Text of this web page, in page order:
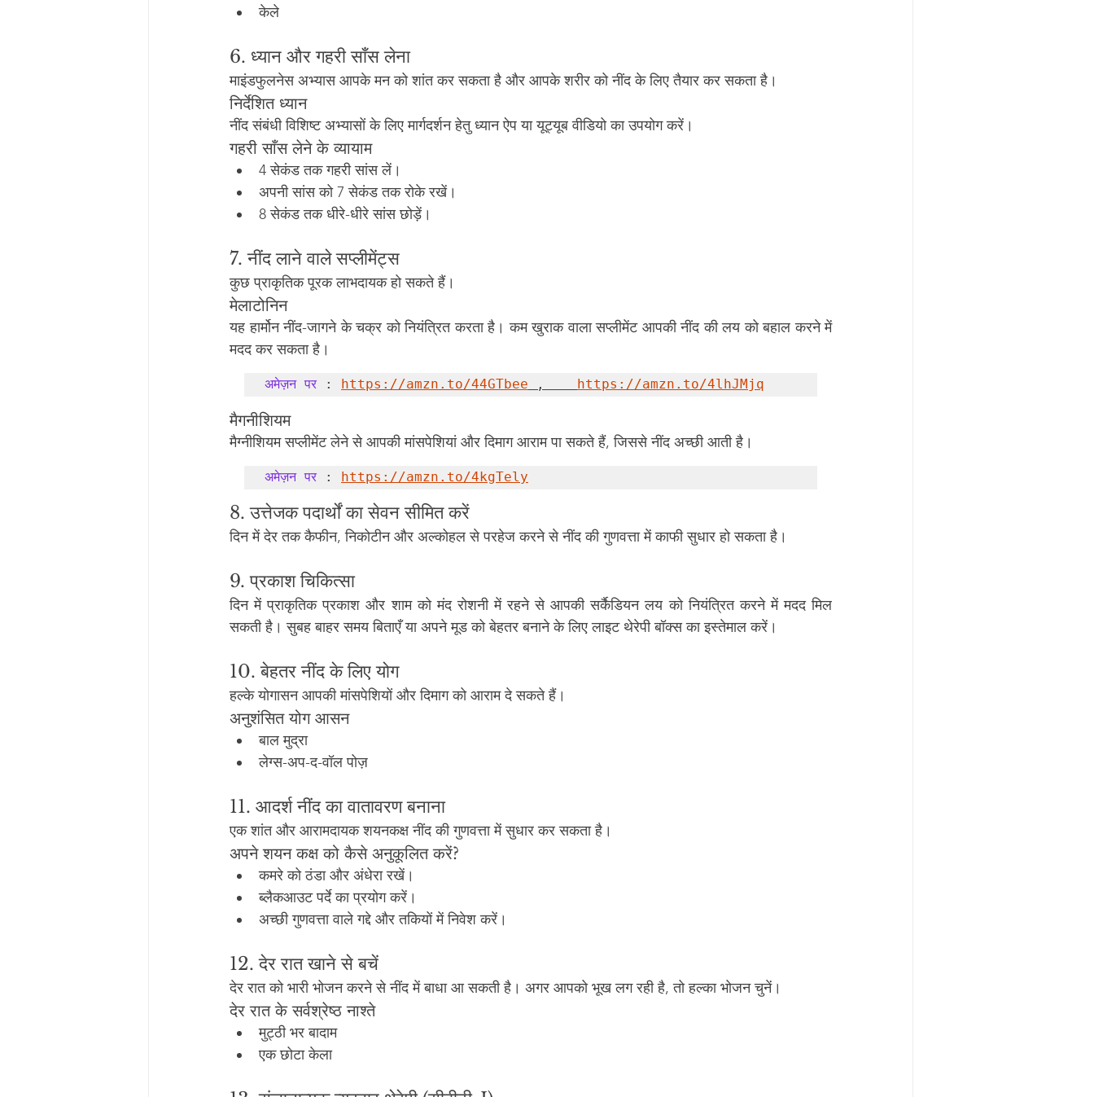
केले
6. ध्यान और गहरी साँस लेना
माइंडफुलनेस अभ्यास आपके मन को शांत कर सकता है और आपके शरीर को नींद के लिए तैयार कर सकता है।
निर्देशित ध्यान
नींद संबंधी विशिष्ट अभ्यासों के लिए मार्गदर्शन हेतु ध्यान ऐप या यूट्यूब वीडियो का उपयोग करें।
गहरी साँस लेने के व्यायाम
4 सेकंड तक गहरी सांस लें।
अपनी सांस को 7 सेकंड तक रोके रखें।
8 सेकंड तक धीरे-धीरे सांस छोड़ें।
7. नींद लाने वाले सप्लीमेंट्स
कुछ प्राकृतिक पूरक लाभदायक हो सकते हैं।
मेलाटोनिन
यह हार्मोन नींद-जागने के चक्र को नियंत्रित करता है। कम खुराक वाला सप्लीमेंट आपकी नींद की लय को बहाल करने में
मदद कर सकता है।
अमेज़न पर : https://amzn.to/44GTbee , https://amzn.to/4lhJMjq
मैगनीशियम
मैग्नीशियम सप्लीमेंट लेने से आपकी मांसपेशियां और दिमाग आराम पा सकते हैं, जिससे नींद अच्छी आती है।
अमेज़न पर : https://amzn.to/4kgTely
8. उत्तेजक पदार्थों का सेवन सीमित करें
दिन में देर तक कैफीन, निकोटीन और अल्कोहल से परहेज करने से नींद की गुणवत्ता में काफी सुधार हो सकता है।
9. प्रकाश चिकित्सा
दिन में प्राकृतिक प्रकाश और शाम को मंद रोशनी में रहने से आपकी सर्कैडियन लय को नियंत्रित करने में मदद मिल
सकती है। सुबह बाहर समय बिताएँ या अपने मूड को बेहतर बनाने के लिए लाइट थेरेपी बॉक्स का इस्तेमाल करें।
10. बेहतर नींद के लिए योग
हल्के योगासन आपकी मांसपेशियों और दिमाग को आराम दे सकते हैं।
अनुशंसित योग आसन
बाल मुद्रा
लेग्स-अप-द-वॉल पोज़
11. आदर्श नींद का वातावरण बनाना
एक शांत और आरामदायक शयनकक्ष नींद की गुणवत्ता में सुधार कर सकता है।
अपने शयन कक्ष को कैसे अनुकूलित करें?
कमरे को ठंडा और अंधेरा रखें।
ब्लैकआउट पर्दे का प्रयोग करें।
अच्छी गुणवत्ता वाले गद्दे और तकियों में निवेश करें।
12. देर रात खाने से बचें
देर रात को भारी भोजन करने से नींद में बाधा आ सकती है। अगर आपको भूख लग रही है, तो हल्का भोजन चुनें।
देर रात के सर्वश्रेष्ठ नाश्ते
मुट्ठी भर बादाम
एक छोटा केला